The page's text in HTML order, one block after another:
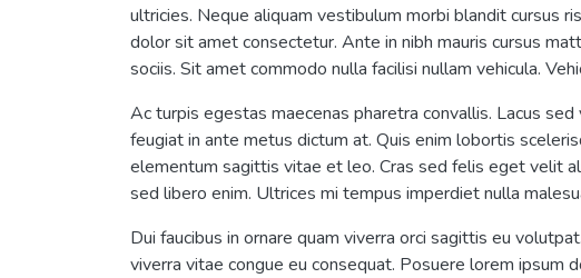
ultricies. Neque aliquam vestibulum morbi blandit cursus
dolor sit amet consectetur. Ante in nibh mauris cursus
sociis. Sit amet commodo nulla facilisi nullam vehicula.
Ac turpis egestas maecenas pharetra convallis. Lacus
feugiat in ante metus dictum at. Quis enim lobortis
elementum sagittis vitae et leo. Cras sed felis eget velit
sed libero enim. Ultrices mi tempus imperdiet nulla
Dui faucibus in ornare quam viverra orci sagittis eu
viverra vitae congue eu consequat. Posuere lorem ipsum